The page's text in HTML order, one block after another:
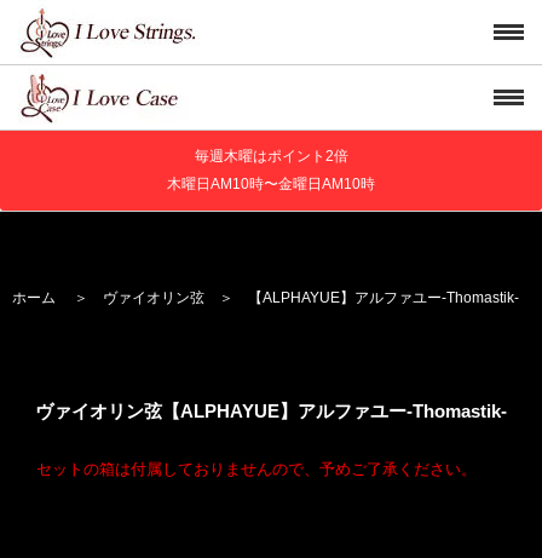
毎週木曜はポイント2倍
木曜日AM10時〜金曜日AM10時
ホーム ＞ ヴァイオリン弦 ＞ 【ALPHAYUE】 アルファユー-Thomastik-
ヴァイオリン弦【ALPHAYUE】 アルファユー-Thomastik-
セットの箱は付属しておりませんので、予めご了承ください。